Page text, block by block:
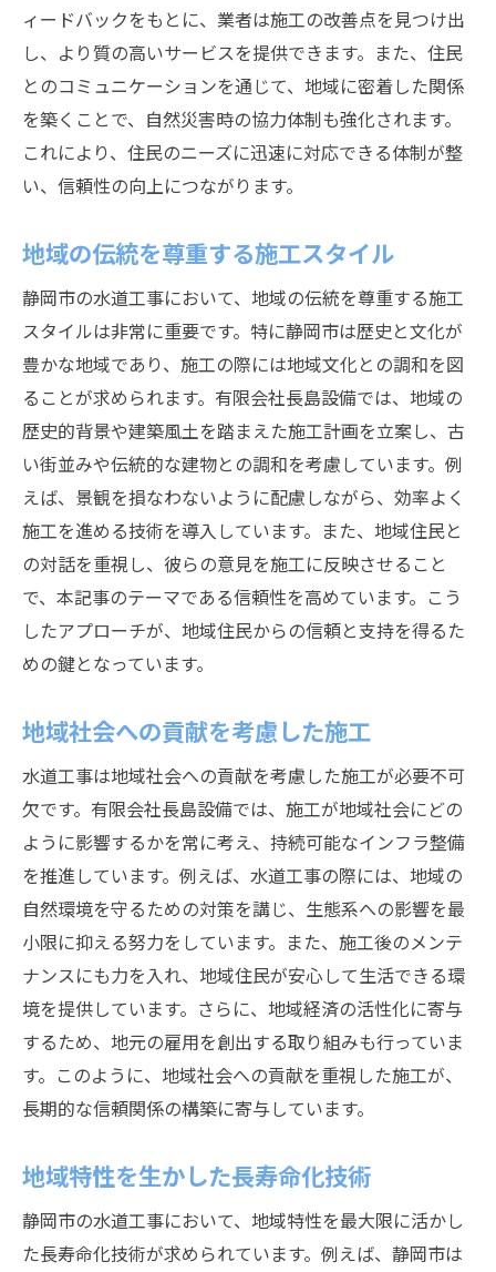
ィードバックをもとに、業者は施工の改善点を見つけ出
し、より質の高いサービスを提供できます。また、住民
とのコミュニケーションを通じて、地域に密着した関係
を築くことで、自然災害時の協力体制も強化されます。
これにより、住民のニーズに迅速に対応できる体制が整
い、信頼性の向上につながります。
地域の伝統を尊重する施工スタイル
静岡市の水道工事において、地域の伝統を尊重する施工
スタイルは非常に重要です。特に静岡市は歴史と文化が
豊かな地域であり、施工の際には地域文化との調和を図
ることが求められます。有限会社長島設備では、地域の
歴史的背景や建築風土を踏まえた施工計画を立案し、古
い街並みや伝統的な建物との調和を考慮しています。例
えば、景観を損なわないように配慮しながら、効率よく
施工を進める技術を導入しています。また、地域住民と
の対話を重視し、彼らの意見を施工に反映させること
で、本記事のテーマである信頼性を高めています。こう
したアプローチが、地域住民からの信頼と支持を得るた
めの鍵となっています。
地域社会への貢献を考慮した施工
水道工事は地域社会への貢献を考慮した施工が必要不可
欠です。有限会社長島設備では、施工が地域社会にどの
ように影響するかを常に考え、持続可能なインフラ整備
を推進しています。例えば、水道工事の際には、地域の
自然環境を守るための対策を講じ、生態系への影響を最
小限に抑える努力をしています。また、施工後のメンテ
ナンスにも力を入れ、地域住民が安心して生活できる環
境を提供しています。さらに、地域経済の活性化に寄与
するため、地元の雇用を創出する取り組みも行っていま
す。このように、地域社会への貢献を重視した施工が、
長期的な信頼関係の構築に寄与しています。
地域特性を生かした長寿命化技術
静岡市の水道工事において、地域特性を最大限に活かし
た長寿命化技術が求められています。例えば、静岡市は